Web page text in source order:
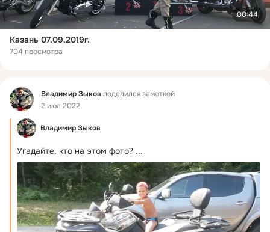
00:44
Казань 07.09.2019г.
704 просмотра
Фид Владимир Зыков поделился заметкой
2 июл 2022
Владимир Зыков
Угадайте, кто на этом фото? ...